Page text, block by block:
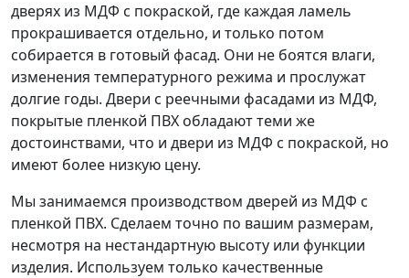
дверях из МДФ с покраской, где каждая ламель
прокрашивается отдельно, и только потом
собирается в готовый фасад. Они не боятся влаги,
изменения температурного режима и прослужат
долгие годы. Двери с реечными фасадами из МДФ,
покрытые пленкой ПВХ обладают теми же
достоинствами, что и двери из МДФ с покраской, но
имеют более низкую цену.
Мы занимаемся производством дверей из МДФ с
пленкой ПВХ. Сделаем точно по вашим размерам,
несмотря на нестандартную высоту или функции
изделия. Используем только качественные